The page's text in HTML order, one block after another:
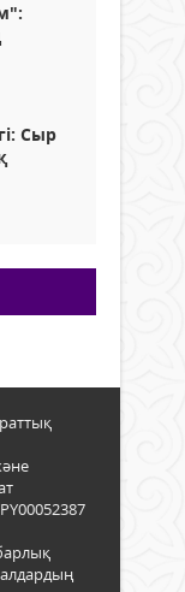
Сыр